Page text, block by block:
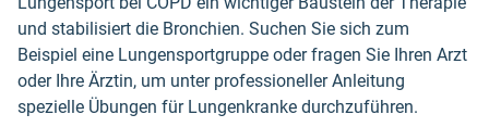
und stabilisiert die Bronchien. Suchen Sie sich zum
Beispiel eine Lungensportgruppe oder fragen Sie Ihren Arzt
oder Ihre Ärztin, um unter professioneller Anleitung
spezielle Übungen für Lungenkranke durchzuführen.